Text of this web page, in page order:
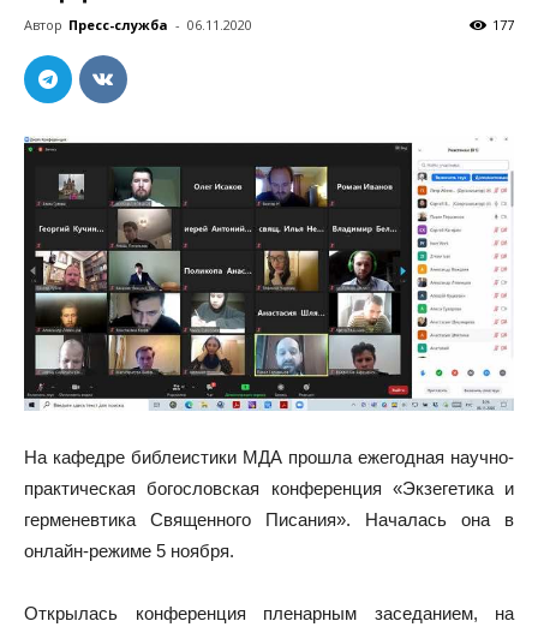
Автор Пресс-служба - 06.11.2020 177
На кафедре библеистики МДА прошла ежегодная научно-
практическая богословская конференция «Экзегетика и
герменевтика Священного Писания». Началась она в
онлайн-режиме 5 ноября.
Открылась конференция пленарным заседанием, на